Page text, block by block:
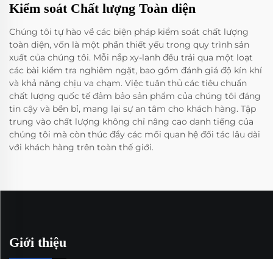
Kiểm soát Chất lượng Toàn diện
Chúng tôi tự hào về các biện pháp kiểm soát chất lượng
toàn diện, vốn là một phần thiết yếu trong quy trình sản
xuất của chúng tôi. Mỗi nắp xy-lanh đều trải qua một loạt
các bài kiểm tra nghiêm ngặt, bao gồm đánh giá độ kín khí
và khả năng chịu va chạm. Việc tuân thủ các tiêu chuẩn
chất lượng quốc tế đảm bảo sản phẩm của chúng tôi đáng
tin cậy và bền bỉ, mang lại sự an tâm cho khách hàng. Tập
trung vào chất lượng không chỉ nâng cao danh tiếng của
chúng tôi mà còn thúc đẩy các mối quan hệ đối tác lâu dài
với khách hàng trên toàn thế giới.
Giới thiệu